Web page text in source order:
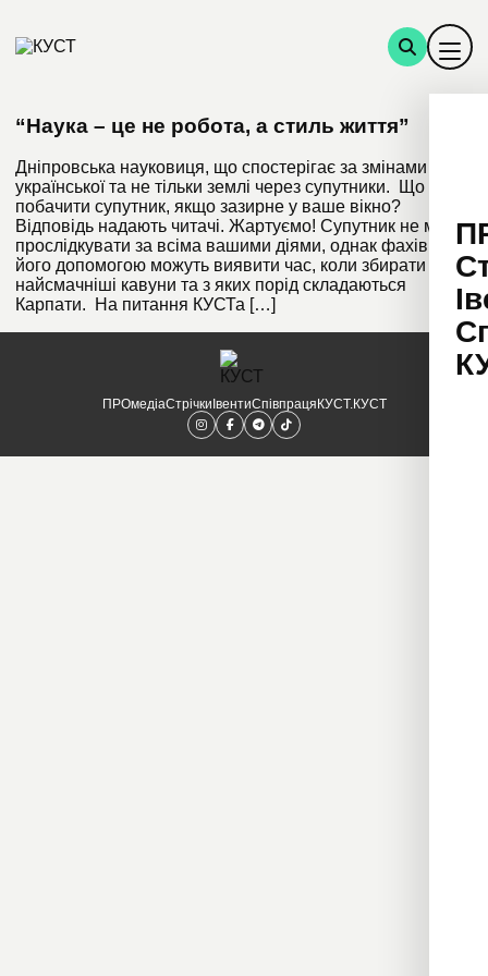
“Наука – це не робота, а стиль життя”
Дніпровська науковиця, що спостерігає за змінами
української та не тільки землі через супутники. Що може
побачити супутник, якщо зазирне у ваше вікно?
Відповідь надають читачі. Жартуємо! Супутник не може
прослідкувати за всіма вашими діями, однак фахівці за
його допомогою можуть виявити час, коли збирати
найсмачніші кавуни та з яких порід складаються
Карпати. На питання КУСТа […]
ПРОмедіаСтрічки ІвентиСпівпраця КУСТ.КУСТ